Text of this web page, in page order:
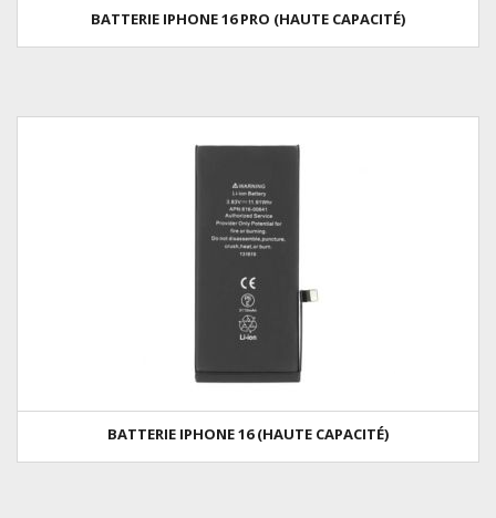
BATTERIE IPHONE 16 PRO (HAUTE CAPACITÉ)
BATTERIE IPHONE 16 (HAUTE CAPACITÉ)